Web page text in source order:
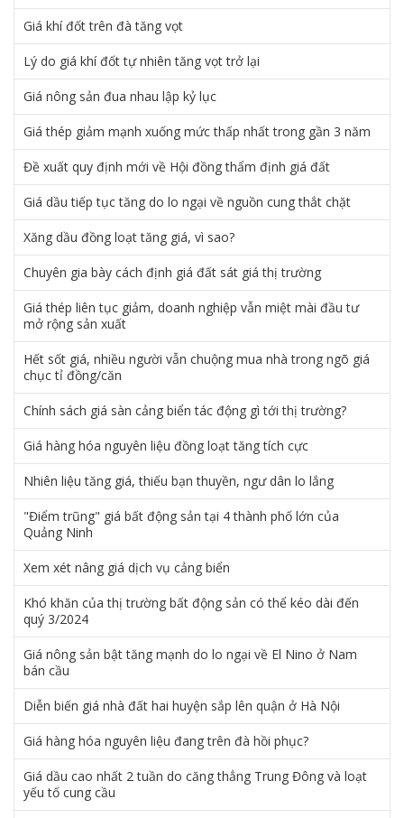
Giá khí đốt trên đà tăng vọt
Lý do giá khí đốt tự nhiên tăng vọt trở lại
Giá nông sản đua nhau lập kỷ lục
Giá thép giảm mạnh xuống mức thấp nhất trong gần 3 năm
Đề xuất quy định mới về Hội đồng thẩm định giá đất
Giá dầu tiếp tục tăng do lo ngại về nguồn cung thắt chặt
Xăng dầu đồng loạt tăng giá, vì sao?
Chuyên gia bày cách định giá đất sát giá thị trường
Giá thép liên tục giảm, doanh nghiệp vẫn miệt mài đầu tư
mở rộng sản xuất
Hết sốt giá, nhiều người vẫn chuộng mua nhà trong ngõ giá
chục tỉ đồng/căn
Chính sách giá sàn cảng biển tác động gì tới thị trường?
Giá hàng hóa nguyên liệu đồng loạt tăng tích cực
Nhiên liệu tăng giá, thiếu bạn thuyền, ngư dân lo lắng
"Điểm trũng" giá bất động sản tại 4 thành phố lớn của
Quảng Ninh
Xem xét nâng giá dịch vụ cảng biển
Khó khăn của thị trường bất động sản có thể kéo dài đến
quý 3/2024
Giá nông sản bật tăng mạnh do lo ngại về El Nino ở Nam
bán cầu
Diễn biến giá nhà đất hai huyện sắp lên quận ở Hà Nội
Giá hàng hóa nguyên liệu đang trên đà hồi phục?
Giá dầu cao nhất 2 tuần do căng thẳng Trung Đông và loạt
yếu tố cung cầu